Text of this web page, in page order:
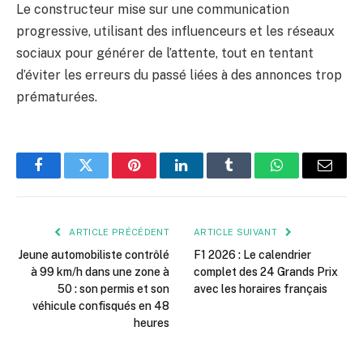
Le constructeur mise sur une communication
progressive, utilisant des influenceurs et les réseaux
sociaux pour générer de l’attente, tout en tentant
d’éviter les erreurs du passé liées à des annonces trop
prématurées.
FacebookTwitter PinterestLinkedInTumblr WhatsApp
E-
ARTICLE PRÉCÉDENT
Jeune automobiliste contrôlé
à 99 km/h dans une zone à
50 : son permis et son
véhicule confisqués en 48
heures
ARTICLE SUIVANT
F1 2026 : Le calendrier
complet des 24 Grands Prix
avec les horaires français